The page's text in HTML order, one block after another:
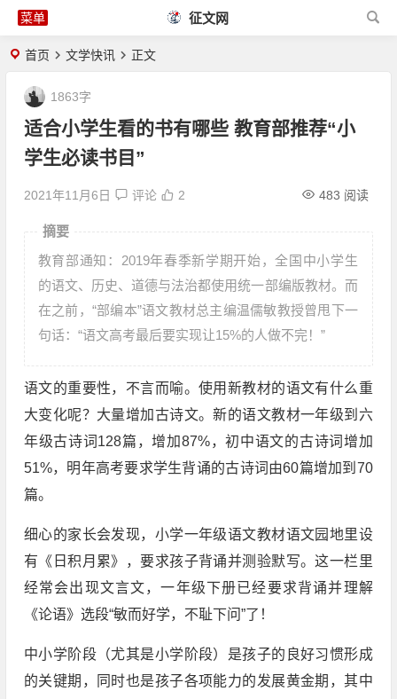
征文网
首页 文学快讯 正文
适合小学生看的书有哪些 教育部推荐“小
学生必读书目”
2021年11月6日 评论 483 阅读
2
1863字
摘要
教育部通知：2019年春季新学期开始，全国中小学生
的语文、历史、道德与法治都使用统一部编版教材。而
在之前，“部编本”语文教材总主编温儒敏教授曾甩下一
句话：“语文高考最后要实现让15%的人做不完！”
语文的重要性，不言而喻。使用新教材的语文有什么重
大变化呢？大量增加古诗文。新的语文教材一年级到六
年级古诗词128篇，增加87%，初中语文的古诗词增加
51%，明年高考要求学生背诵的古诗词由60篇增加到70
篇。
细心的家长会发现，小学一年级语文教材语文园地里设
有《日积月累》，要求孩子背诵并测验默写。这一栏里
经常会出现文言文，一年级下册已经要求背诵并理解
《论语》选段“敏而好学，不耻下问”了！
中小学阶段（尤其是小学阶段）是孩子的良好习惯形成
的关键期，同时也是孩子各项能力的发展黄金期，其中